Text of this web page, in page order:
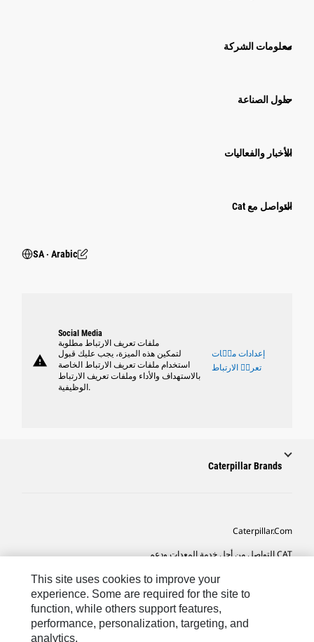
معلومات الشركة
حلول الصناعة
الأخبار والفعاليات
التواصل مع Cat
SA ‧ Arabic
warning
Social Media
ملفات تعريف الارتباط مطلوبة
لتمكين هذه الميزة، يجب عليك قبول
استخدام ملفات تعريف الارتباط الخاصة
بالاستهداف والأداء وملفات تعريف الارتباط
الوظيفية.
إعدادات ملٝات
تعريٝ الارتباط
Caterpillar Brands
Caterpillar.com
CAT التواصل من أجل خدمة المعدات ودعم
تفضيلات التسويق الخاصة بي
خريطة الموقع
Cookie Settings
This site uses cookies to improve your
experience. Some are required for the site to
function, while others support features,
performance, personalization, targeting, and
analytics.